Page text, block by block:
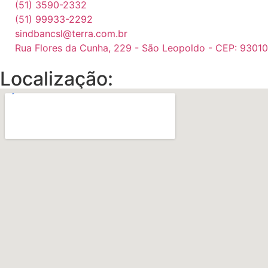
(51) 3590-2332
(51) 99933-2292
sindbancsl@terra.com.br
Rua Flores da Cunha, 229 - São Leopoldo - CEP:
Localização: